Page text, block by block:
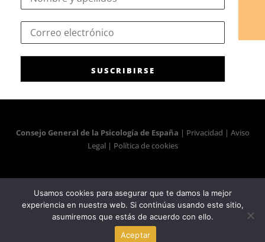
r
e
e
c
r
c
o
e
r
C
o
e
c
n
c
SUSCRIBIRSE
Consejo General de la Psicología de España | Privacidad | Aviso
Legal | Política de cookies
Usamos cookies para asegurar que te damos la mejor
experiencia en nuestra web. Si continúas usando este sitio,
asumiremos que estás de acuerdo con ello.
Aceptar